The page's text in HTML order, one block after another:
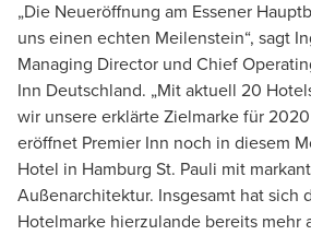
„Die Neueröffnung am Essener
uns einen echten Meilenstein“, sagt
Managing Director und Chief
Inn Deutschland. „Mit aktuell 20
wir unsere erklärte Zielmarke für
eröffnet Premier Inn noch in diesem
Hotel in Hamburg St. Pauli mit
Außenarchitektur. Insgesamt hat sich
Hotelmarke hierzulande bereits mehr